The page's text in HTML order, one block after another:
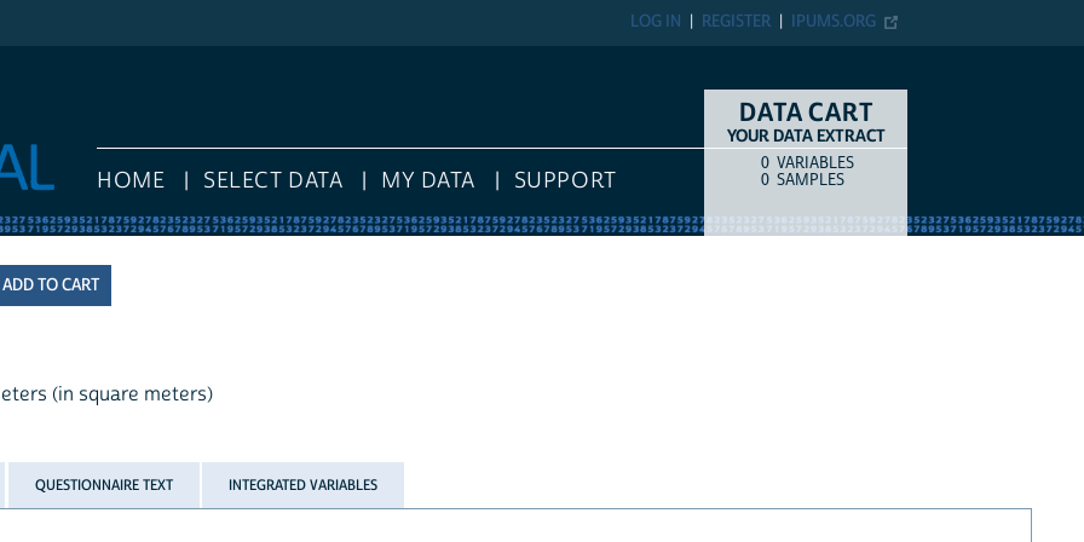
IPUMS.ORG
REGISTER
LOG IN
HOME SELECT DATA MY DATA SUPPORT
DATA CART
YOUR DATA EXTRACT
COUNTITEM TYPE
0 VARIABLES
0 SAMPLES
(in square meters)
QUESTIONNAIRE TEXT INTEGRATED VARIABLES